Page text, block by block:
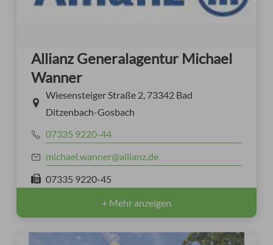
Allianz Generalagentur Michael
Wanner
Wiesensteiger Straße 2, 73342 Bad
Ditzenbach-Gosbach
07335 9220-44
michael.wanner@allianz.de
07335 9220-45
+ Mehr anzeigen